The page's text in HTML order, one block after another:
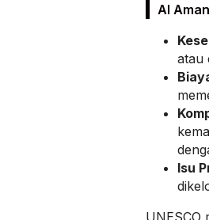
AI
atau
Isu